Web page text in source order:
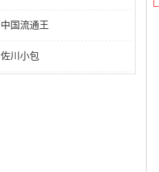
中国流通王
佐川小包